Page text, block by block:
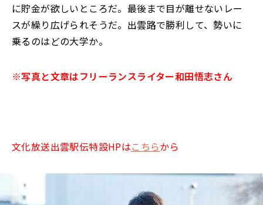
に貯金が欲しいところだ。最後まで目が離せないレー
スが繰り広げられそうだ。出雲路で勝利して、勢いに
乗るのはどの大学か――。
※写真と文章はフリーランスライター和田悟志さん
文化放送出雲駅伝特設HPはこちらから